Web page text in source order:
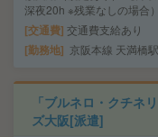
深夜20h ※残業なしの場合）
交通費 交通費支給あり
勤務地 京阪本線 天満橋
「ブルネロ・クチ
ズ大阪[派遣]